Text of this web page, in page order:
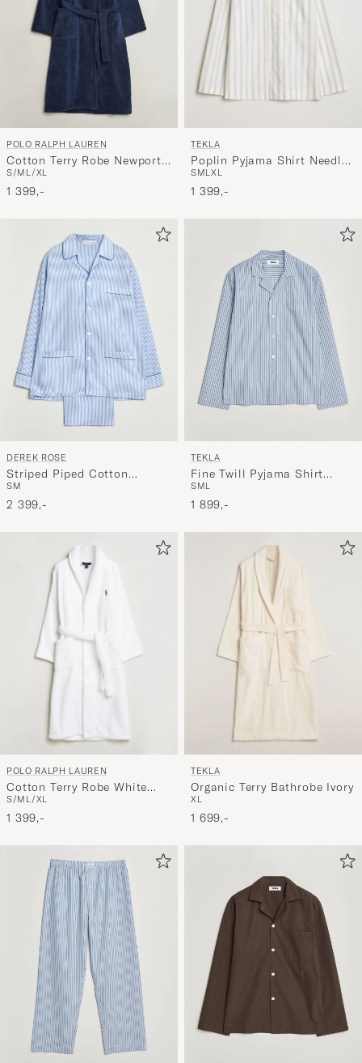
POLO RALPH LAUREN
Cotton Terry Robe Newport
Navy
S/M L/XL
1 399,-
TEKLA
Poplin Pyjama Shirt Needle
Stripes
SMLXL
1 399,-
DEREK ROSE
Striped Piped Cotton
Pyjama Set Blue/White
SM
2 399,-
TEKLA
Fine Twill Pyjama Shirt
Cooper Stripes
SML
1 899,-
POLO RALPH LAUREN
Cotton Terry Robe White
White
S/M L/XL
1 399,-
TEKLA
Organic Terry Bathrobe Ivory
XL
1 699,-